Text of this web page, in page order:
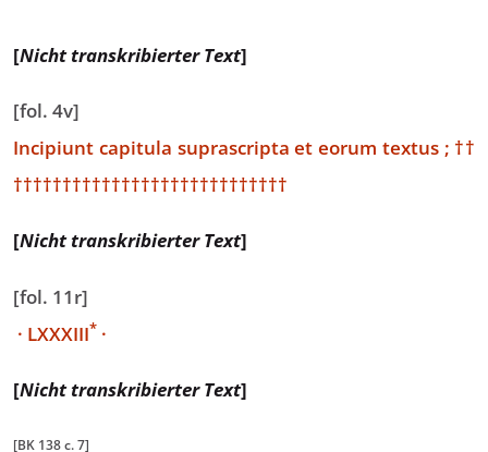
[Nicht transkribierter Text]
[fol. 4v]
Incipiunt capitula suprascripta et eorum textus ; ††
††††††††††††††††††††††††††††
[Nicht transkribierter Text]
[fol. 11r]
· LXXXIII* ·
[Nicht transkribierter Text]
[BK 138 c. 7]